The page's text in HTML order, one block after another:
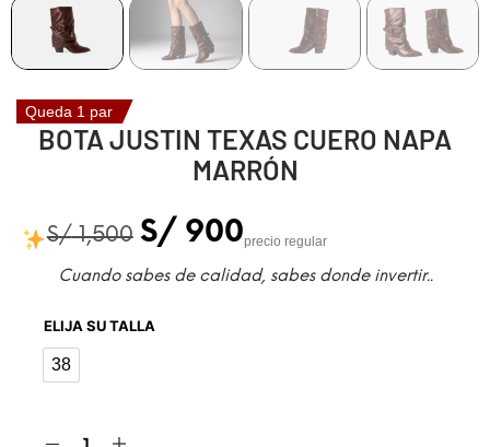
Queda 1 par
BOTA JUSTIN TEXAS CUERO NAPA
MARRÓN
S/1,500 S/ 900precio regular
Cuando sabes de calidad, sabes donde invertir..
ELIJA SU TALLA
38
38